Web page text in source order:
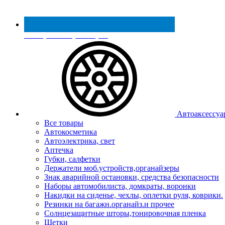
Реестр МинПромТорга
Все товары
Автокосметика
Автоэлектрика, свет
Аптечка
Губки, салфетки
Держатели моб.устройств,органайзеры
Знак аварийной остановки, средства безопасности
Наборы автомобилиста, домкраты, воронки
Накидки на сиденье, чехлы, оплетки руля, коврики.
Резинки на багажн.органайз.и прочее
Солнцезащитные шторы,тонировочная пленка
Щетки